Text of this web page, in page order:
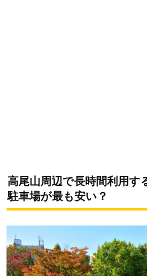
高尾山周辺で長時間利用す
駐車場が最も安い？